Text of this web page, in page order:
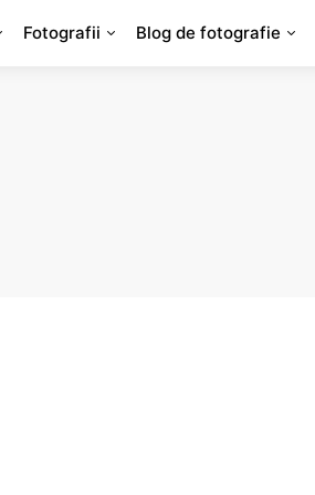
Fotografii Blog de fotografie